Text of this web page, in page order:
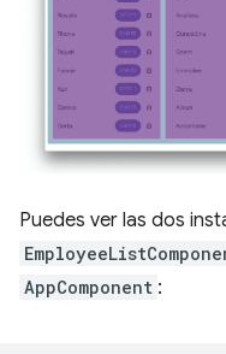
Puedes ver las dos
AppComponent :